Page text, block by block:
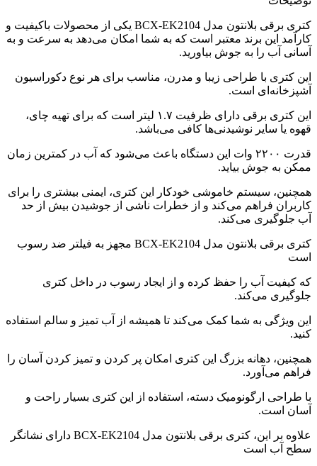
کتری برقی بلانتون مدل BCX-EK2104 یکی از محصولات باکیفیت و
کارآمد این برند معتبر است که به شما امکان می‌دهد به سرعت و به
آسانی آب را به جوش بیاورید.
این کتری با طراحی زیبا و مدرن، مناسب برای هر نوع دکوراسیون
آشپزخانه‌ای است.
این کتری برقی دارای ظرفیت ۱.۷ لیتر است که برای تهیه چای،
قهوه یا سایر نوشیدنی‌ها کافی می‌باشد.
قدرت ۲۲۰۰ وات این دستگاه باعث می‌شود که آب در کمترین زمان
ممکن به جوش بیاید.
همچنین، سیستم خاموشی خودکار این کتری، ایمنی بیشتری را برای
کاربران فراهم می‌کند و از خطرات ناشی از جوشیدن بیش از حد
آب جلوگیری می‌کند.
کتری برقی بلانتون مدل BCX-EK2104 مجهز به فیلتر ضد رسوب
است
که کیفیت آب را حفظ کرده و از ایجاد رسوب در داخل کتری
جلوگیری می‌کند.
این ویژگی به شما کمک می‌کند تا همیشه از آب تمیز و سالم استفاده
کنید.
همچنین، دهانه بزرگ این کتری امکان پر کردن و تمیز کردن آسان را
فراهم می‌آورد.
با طراحی ارگونومیک دسته، استفاده از این کتری بسیار راحت و
آسان است.
علاوه بر این، کتری برقی بلانتون مدل BCX-EK2104 دارای نشانگر
سطح آب است